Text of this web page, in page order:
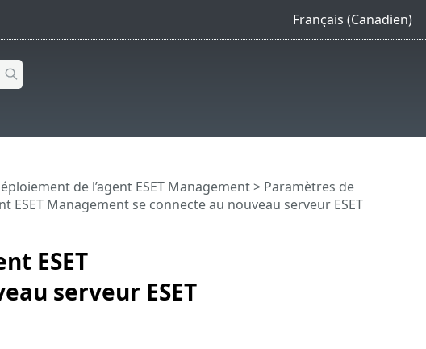
Français (Canadien)
ESET
serveur ESET
de l’agent ESET Management> Paramètres de
Management se connecte au nouveau serveur ESET